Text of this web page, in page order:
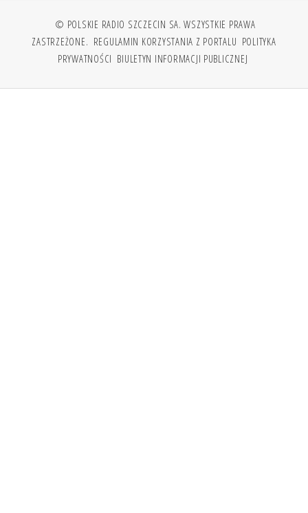
© POLSKIE RADIO SZCZECIN SA. WSZYSTKIE PRAWA
ZASTRZEŻONE. REGULAMIN KORZYSTANIA Z PORTALU POLITYKA
PRYWATNOŚCI BIULETYN INFORMACJI PUBLICZNEJ